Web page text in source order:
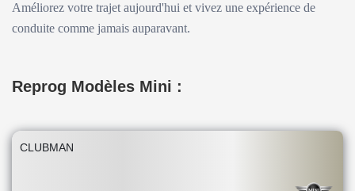
Améliorez votre trajet aujourd'hui et vivez une expérience de
conduite comme jamais auparavant.
Reprog Modèles Mini :
CLUBMAN